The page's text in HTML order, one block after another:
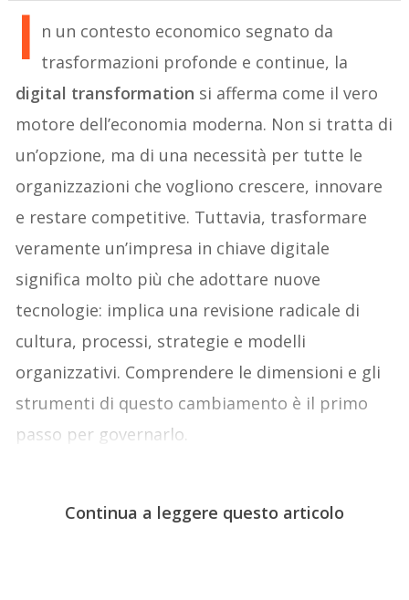
I n un contesto economico segnato da
trasformazioni profonde e continue, la
digital transformation si afferma come il vero
motore dell’economia moderna. Non si tratta di
un’opzione, ma di una necessità per tutte le
organizzazioni che vogliono crescere, innovare
e restare competitive. Tuttavia, trasformare
veramente un’impresa in chiave digitale
significa molto più che adottare nuove
tecnologie: implica una revisione radicale di
cultura, processi, strategie e modelli
organizzativi. Comprendere le dimensioni e gli
strumenti di questo cambiamento è il primo
passo per governarlo.
Continua a leggere questo articolo